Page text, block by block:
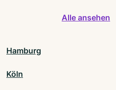
Alle ansehen
Hamburg
Köln